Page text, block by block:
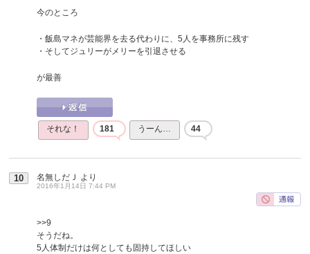
今のところ
・飯島マネが芸能界を去る代わりに、5人を事務所に残す
・そしてジュリーがメリーを引退させる
が最善
それな！ 181 うーん… 44
10 名無しだＪ より
2016年1月14日 7:44 PM
>>9
そうだね。
5人体制だけは何としても固持してほしい